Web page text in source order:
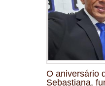
O aniversário
Sebastiana,